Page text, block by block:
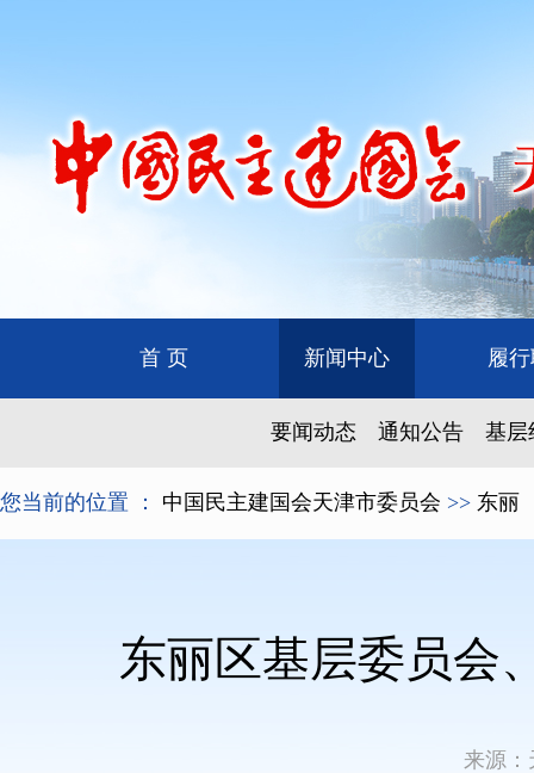
首 页 新闻中心 履
要闻动态 通知公告 基层
您当前的位置 ： 中国民主建国会天津市委员会 >> 东丽
东丽区基层委员会
来源